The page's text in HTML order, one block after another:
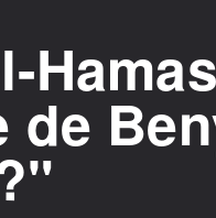
de